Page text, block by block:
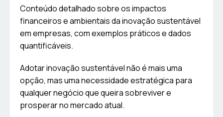
Conteúdo detalhado sobre os impactos
financeiros e ambientais da inovação sustentável
em empresas, com exemplos práticos e dados
quantificáveis.
Adotar inovação sustentável não é mais uma
opção, mas uma necessidade estratégica para
qualquer negócio que queira sobreviver e
prosperar no mercado atual.